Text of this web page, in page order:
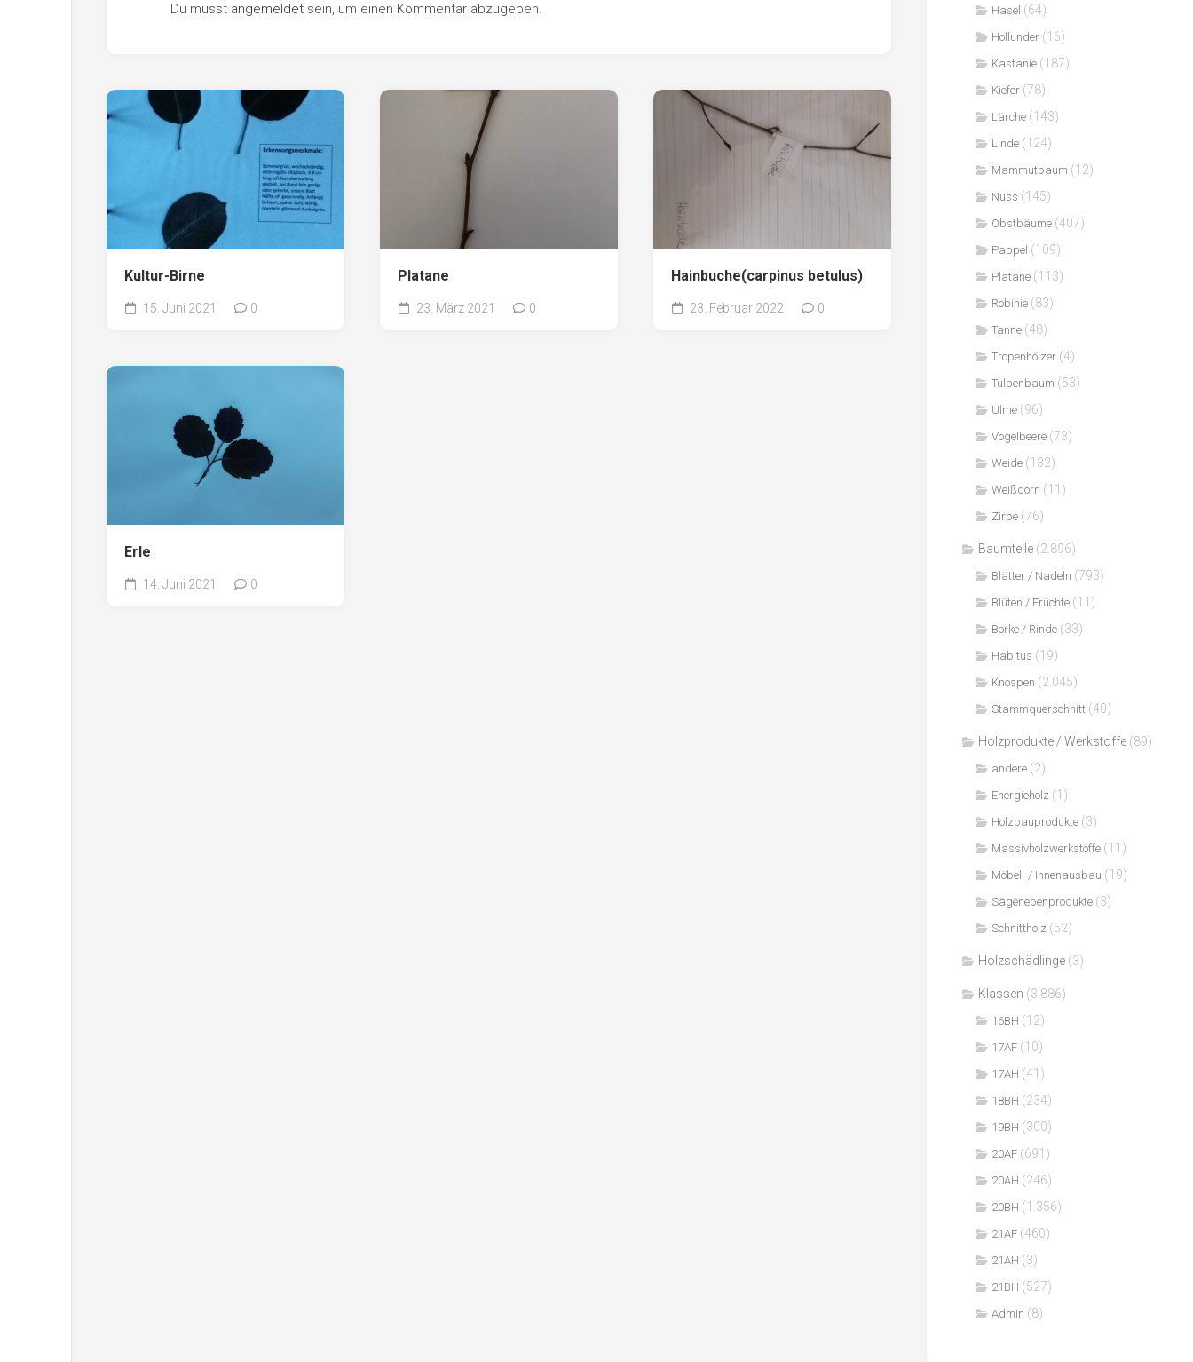
Weißdorn
Du musst angemeldet sein, um einen Kommentar abzugeben.
Kultur-Birne
15. Juni 2021 0
Platane
23. März 2021 0
Hainbuche(carpinus betulus)
23. Februar 2022 0
Erle
14. Juni 2021 0
Hasel (64)
Hollunder (16)
Kastanie (187)
Kiefer (78)
Lärche (143)
Linde (124)
Mammutbaum (12)
Nuss (145)
Obstbäume (407)
Pappel (109)
Platane (113)
Robinie (83)
Tanne (48)
Tropenhölzer (4)
Tulpenbaum (53)
Ulme (96)
Vogelbeere (73)
Weide (132)
Weißdorn (11)
Zirbe (76)
Baumteile (2.896)
Blätter / Nadeln (793)
Blüten / Früchte (11)
Borke / Rinde (33)
Habitus (19)
Knospen (2.045)
Stammquerschnitt (40)
Holzprodukte / Werkstoffe (89)
andere (2)
Energieholz (1)
Holzbauprodukte (3)
Massivholzwerkstoffe (11)
Möbel- / Innenausbau (19)
Sägenebenprodukte (3)
Schnittholz (52)
Holzschädlinge (3)
Klassen (3.886)
16BH (12)
17AF (10)
17AH (41)
18BH (234)
19BH (300)
20AF (691)
20AH (246)
20BH (1.356)
21AF (460)
21AH (3)
21BH (527)
Admin (8)